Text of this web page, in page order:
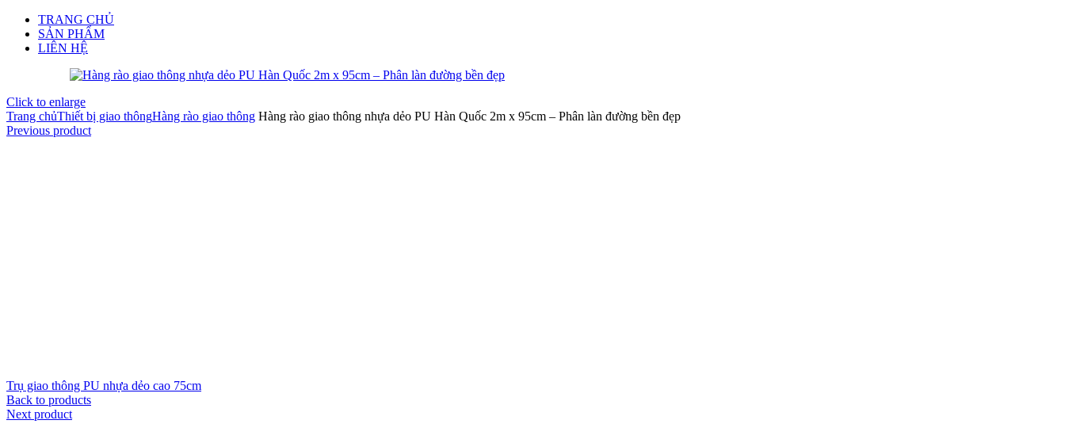
TRANG CHỦ
SẢN PHẨM
LIÊN HỆ
Click to enlarge
Trang chủThiết bị giao thôngHàng rào giao thông Hàng rào giao thông nhựa dẻo PU Hàn Quốc 2m x 95cm – Phân làn đường bền đẹp
Previous product
Trụ giao thông PU nhựa dẻo cao 75cm
Back to products
Next product